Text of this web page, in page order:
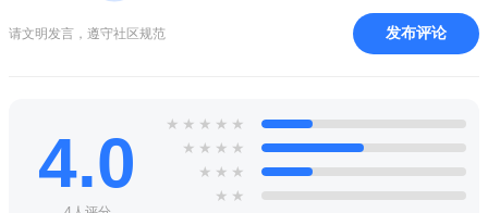
请文明发言，遵守社区规范 发布评论
4.0 ★ ★ ★ ★ ★
★ ★ ★ ★
★ ★ ★
★ ★